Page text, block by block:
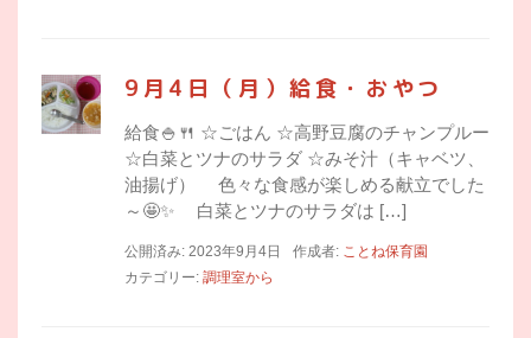
9月4日（月）給食・おやつ
給食🍚🍴 ☆ごはん ☆高野豆腐のチャンプルー
☆白菜とツナのサラダ ☆みそ汁（キャベツ、
油揚げ） 色々な食感が楽しめる献立でした
～🤩✨ 白菜とツナのサラダは […]
公開済み: 2023年9月4日 作成者: ことね保育園
カテゴリー: 調理室から